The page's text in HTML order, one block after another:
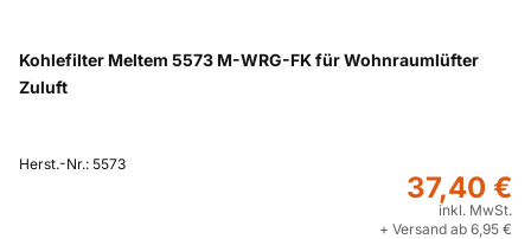
Kohlefilter Meltem 5573 M-WRG-FK für Wohnraumlüfter
Zuluft
Herst.-Nr.: 5573
37,40 €
inkl. MwSt.
+ Versand ab 6,95 €